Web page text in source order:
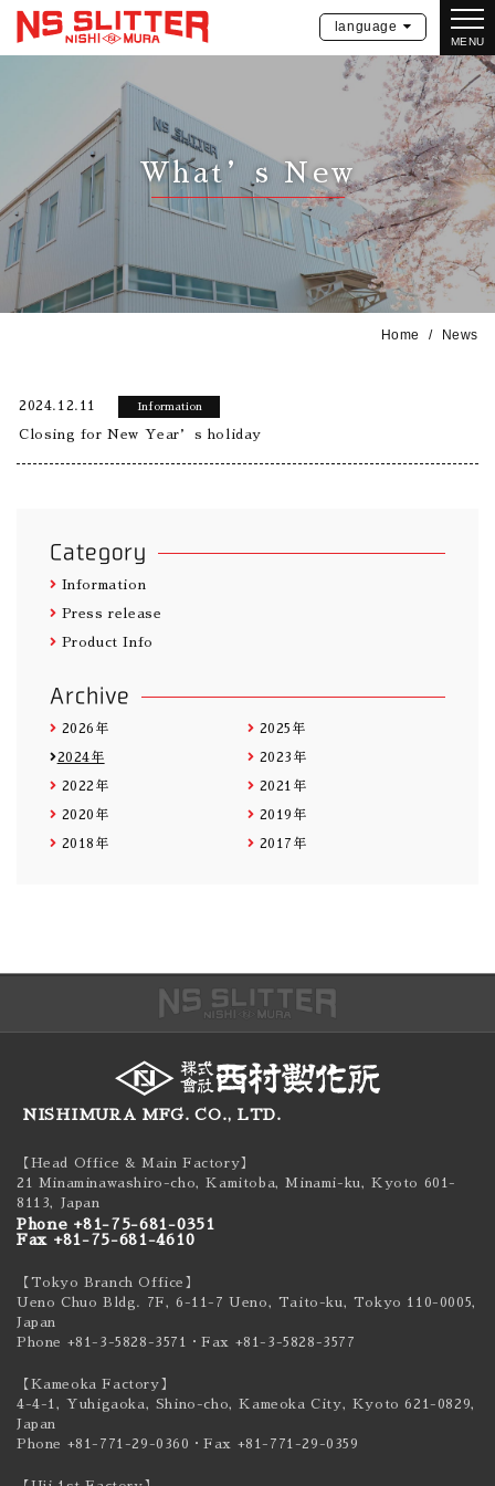
MENU
language
What’s New
Home News
2024.12.11 Information
Closing for New Year’s holiday
Category
Information
Press release
Product Info
Archive
2026年 2025年
2024年 2023年
2022年 2021年
2020年 2019年
2018年 2017年
NISHIMURA MFG. CO., LTD.
【Head Office & Main Factory】
21 Minaminawashiro-cho, Kamitoba, Minami-ku,Kyoto 601-
8113, Japan
Phone +81-75-681-0351
Fax +81-75-681-4610
【Tokyo Branch Office】
Ueno Chuo Bldg. 7F, 6-11-7 Ueno, Taito-ku, Tokyo 110-0005,
Japan
Phone +81-3-5828-3571
・Fax +81-3-5828-3577
【Kameoka Factory】
4-4-1, Yuhigaoka, Shino-cho, Kameoka City, Kyoto 621-0829,
Japan
Phone +81-771-29-0360 ・Fax +81-771-29-0359